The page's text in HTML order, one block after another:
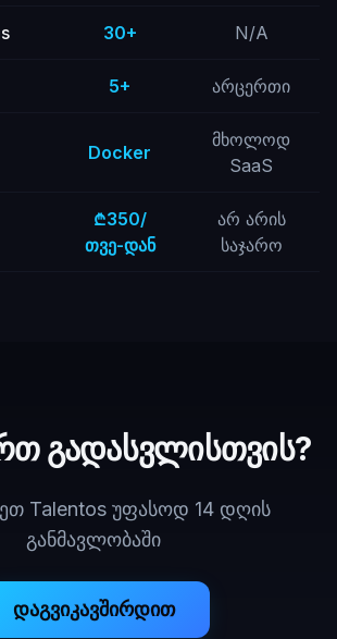
30+ N/A
5+ არცერთი
Docker
მხოლოდ
SaaS
₾350/
თვე-დან
არ არის
საჯარო
გადასვლისთვის?
Talentos უფასოდ 14 დღის
განმავლობაში
დაგვიკავშირდით